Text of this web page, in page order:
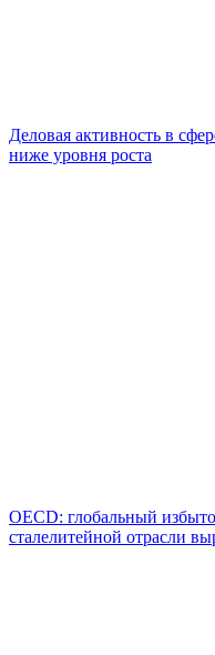
Деловая активность в
ниже уровня роста
OECD: глобальный
сталелитейной отрасли